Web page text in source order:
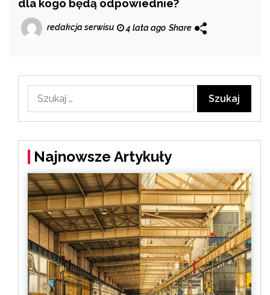
dla kogo będą odpowiednie?
redakcja serwisu 4 lata ago Share
Najnowsze Artykuły